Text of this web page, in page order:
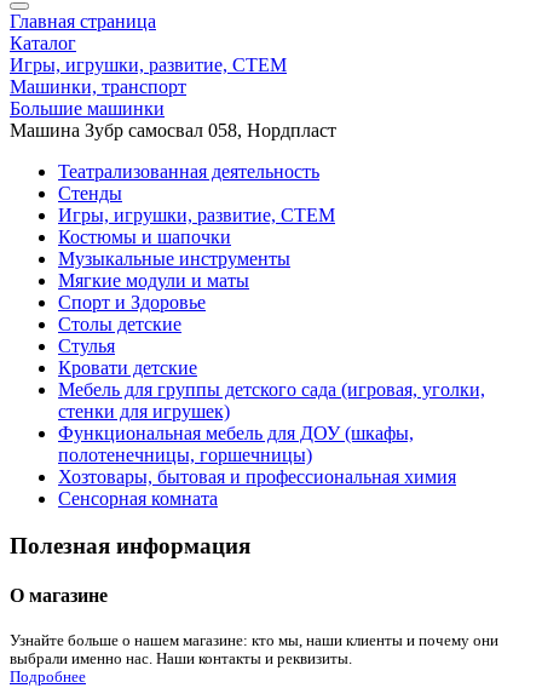
Главная страница
Каталог
Игры, игрушки, развитие, СТЕМ
Машинки, транспорт
Большие машинки
Машина Зубр самосвал 058, Нордпласт
Театрализованная деятельность
Стенды
Игры, игрушки, развитие, СТЕМ
Костюмы и шапочки
Музыкальные инструменты
Мягкие модули и маты
Спорт и Здоровье
Столы детские
Стулья
Кровати детские
Мебель для группы детского сада (игровая, уголки,
стенки для игрушек)
Функциональная мебель для ДОУ (шкафы,
полотенечницы, горшечницы)
Хозтовары, бытовая и профессиональная химия
Сенсорная комната
Полезная информация
О магазине
Узнайте больше о нашем магазине: кто мы, наши клиенты и почему они
выбрали именно нас. Наши контакты и реквизиты.
Подробнее